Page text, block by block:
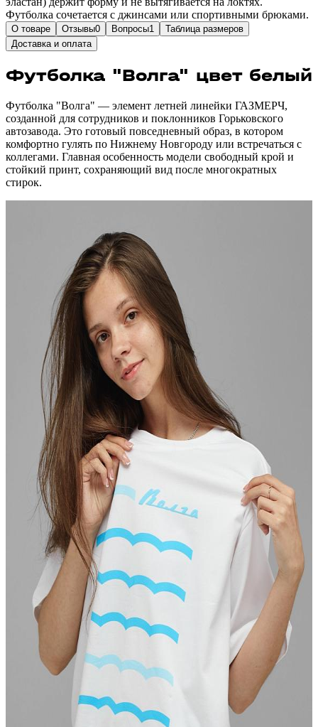
Футболка сочетается с джинсами или спортивными брюками.
О товаре Отзывы0 Вопросы1
Таблица размеров
Доставка и оплата
Футболка "Волга" цвет белый
Футболка "Волга" — элемент летней линейки ГАЗМЕРЧ,
созданной для сотрудников и поклонников Горьковского
автозавода. Это готовый повседневный образ, в котором
комфортно гулять по Нижнему Новгороду или встречаться с
коллегами. Главная особенность модели свободный крой и
стойкий принт, сохраняющий вид после многократных
стирок.